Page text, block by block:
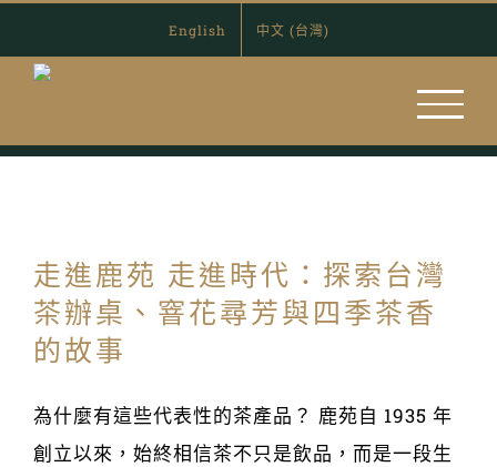
to
English 中文 (台灣)
走進鹿苑 走進時代：探索台灣
茶辦桌、窨花尋芳與四季茶香
的故事
為什麼有這些代表性的茶產品？ 鹿苑自 1935 年
創立以來，始終相信茶不只是飲品，而是一段生